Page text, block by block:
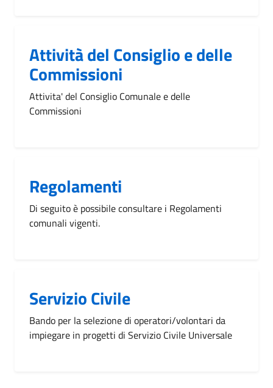
Attività del Consiglio e delle
Commissioni
Attivita' del Consiglio Comunale e delle
Commissioni
Regolamenti
Di seguito è possibile consultare i Regolamenti
comunali vigenti.
Servizio Civile
Bando per la selezione di operatori/volontari da
impiegare in progetti di Servizio Civile Universale